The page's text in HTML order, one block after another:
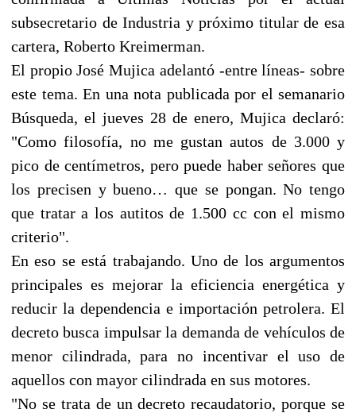
subsecretario de Industria y próximo titular de esa
cartera, Roberto Kreimerman.
El propio José Mujica adelantó -entre líneas- sobre
este tema. En una nota publicada por el semanario
Búsqueda, el jueves 28 de enero, Mujica declaró:
"Como filosofía, no me gustan autos de 3.000 y
pico de centímetros, pero puede haber señores que
los precisen y bueno… que se pongan. No tengo
que tratar a los autitos de 1.500 cc con el mismo
criterio".
En eso se está trabajando. Uno de los argumentos
principales es mejorar la eficiencia energética y
reducir la dependencia e importación petrolera. El
decreto busca impulsar la demanda de vehículos de
menor cilindrada, para no incentivar el uso de
aquellos con mayor cilindrada en sus motores.
"No se trata de un decreto recaudatorio, porque se